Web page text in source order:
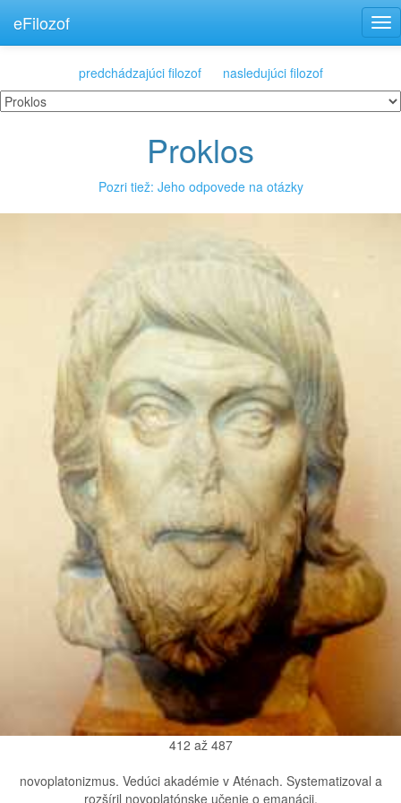
eFilozof
predchádzajúci filozof nasledujúci filozof
Proklos
Pozri tiež: Jeho odpovede na otázky
412 až 487
novoplatonizmus. Vedúci akadémie v Aténach. Systematizoval a
rozšíril novoplatónske učenie o emanácii.